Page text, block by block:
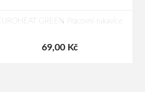
EUROHEAT GREEN Pracovní rukavice
69,00 Kč